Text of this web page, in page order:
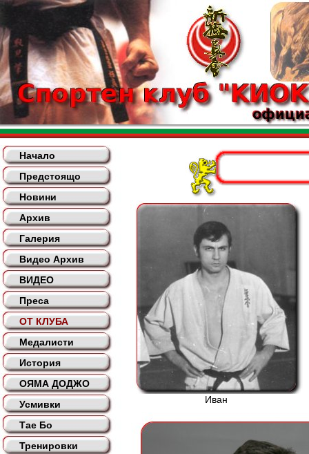
Начало
Предстоящо
Новини
Архив
Галерия
Видео Архив
ВИДЕО
Преса
ОТ КЛУБА
Медалисти
История
ОЯМА ДОДЖО
Усмивки
Тае Бо
Тренировки
Иван